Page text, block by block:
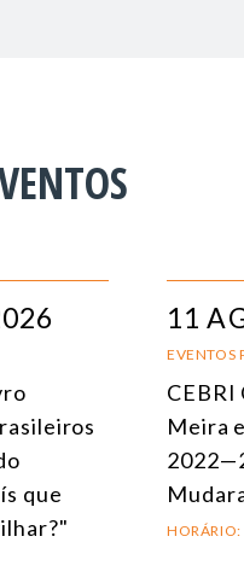
que
11
EVENTOS
CEBRI
Meira
HORÁRIO: